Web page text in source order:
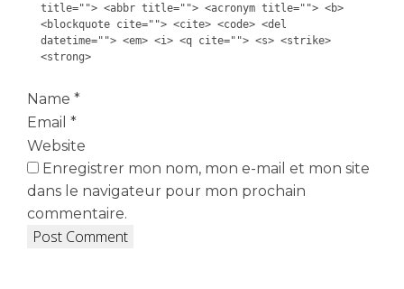
title=""> <abbr title=""> <acronym title=""> <b>
<blockquote cite=""> <cite> <code> <del
datetime=""> <em> <i> <q cite=""> <s> <strike>
<strong>
Name *
Email *
Website
Enregistrer mon nom, mon e-mail et mon site
dans le navigateur pour mon prochain
commentaire.